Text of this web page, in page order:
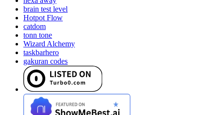
brain test level
Hotpot Flow
catdom
tonn tone
Wizard Alchemy
taskbarhero
gakuran codes